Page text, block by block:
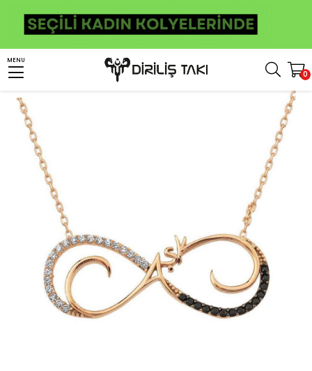
MENU
0
Kadın Gümüş Takı Kadın Kolye